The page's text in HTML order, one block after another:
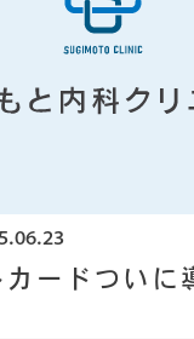
ードついに